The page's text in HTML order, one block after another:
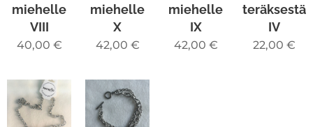
miehelle
VIII
40,00 €
miehelle
X
42,00 €
miehelle
IX
42,00 €
teräksestä
IV
22,00 €